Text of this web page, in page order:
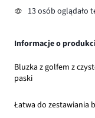
13 osób oglądało
Informacje o
Bluzka z golfem z
paski
Łatwa do zestawiania